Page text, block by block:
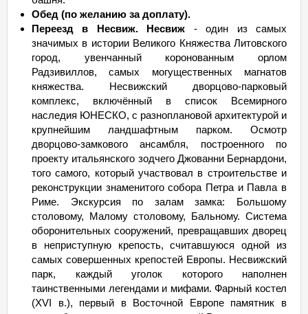
Обед (по желанию за доплату).
Переезд в Несвиж. Несвиж - один из самых
значимых в истории Великого Княжества Литовского
город, увенчанный коронованным орлом
Радзивиллов, самых могущественных магнатов
княжества. Несвижский дворцово-парковый
комплекс, включённый в список Всемирного
наследия ЮНЕСКО, с разноплановой архитектурой и
крупнейшим ландшафтным парком. Осмотр
дворцово-замкового ансамбля, построенного по
проекту итальянского зодчего Джованни Бернардони,
того самого, который участвовал в строительстве и
реконструкции знаменитого собора Петра и Павла в
Риме. Экскурсия по залам замка: Большому
столовому, Малому столовому, Бальному. Система
оборонительных сооружений, превращавших дворец
в неприступную крепость, считавшуюся одной из
самых совершенных крепостей Европы. Несвижский
парк, каждый уголок которого наполнен
таинственными легендами и мифами. Фарный костел
(XVI в.), первый в Восточной Европе памятник в